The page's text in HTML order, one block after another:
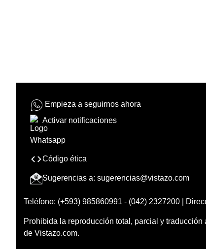
Empieza a seguirnos ahora
Activar notificaciones
Código ética
Sugerencias a: sugerencias@vistazo.com
Teléfono: (+593) 985860991 - (042) 2327200 |
Prohibida la reproducción total, parcial y
de Vistazo.com.